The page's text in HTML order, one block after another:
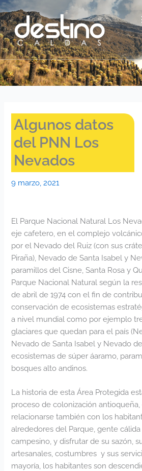
contenido
Ir
al
contenido
Algunos datos
del PNN Los
Nevados
9 marzo, 2021
El Parque Nacional Natural Los
eje cafetero, en el complejo
por el Nevado del Ruiz (con sus
Piraña), Nevado de Santa Isabel y
paramillos del Cisne, Santa Rosa y
Parque Nacional Natural según la
de abril de 1974 con el fin de
conservación de ecosistemas
a nivel mundial como por ejemplo
glaciares que quedan para el país
Nevado de Santa Isabel y Nevado
ecosistemas de súper áaramo,
bosques alto andinos.
La historia de esta Área Protegida
proceso de colonización
relacionarse también con los
alrededores del Parque, gente
campesino, y disfrutar de su sazón,
artesanales, costumbres y sus
mayoría, los habitantes son